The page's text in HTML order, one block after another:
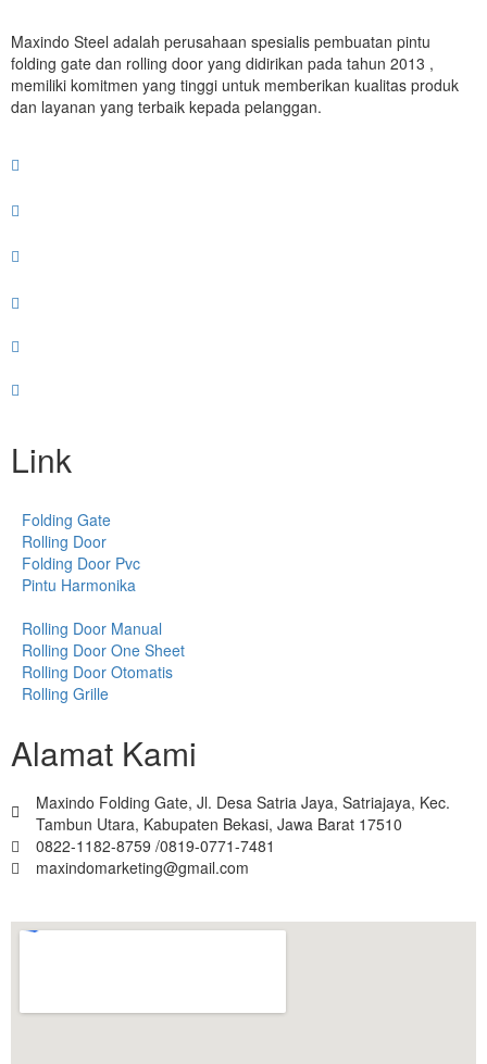
Maxindo Steel adalah perusahaan spesialis pembuatan pintu
folding gate dan rolling door yang didirikan pada tahun 2013 ,
memiliki komitmen yang tinggi untuk memberikan kualitas produk
dan layanan yang terbaik kepada pelanggan.
Link
Folding Gate
Rolling Door
Folding Door Pvc
Pintu Harmonika
Rolling Door Manual
Rolling Door One Sheet
Rolling Door Otomatis
Rolling Grille
Alamat Kami
Maxindo Folding Gate, Jl. Desa Satria Jaya, Satriajaya, Kec.
Tambun Utara, Kabupaten Bekasi, Jawa Barat 17510
0822-1182-8759 /0819-0771-7481
maxindomarketing@gmail.com